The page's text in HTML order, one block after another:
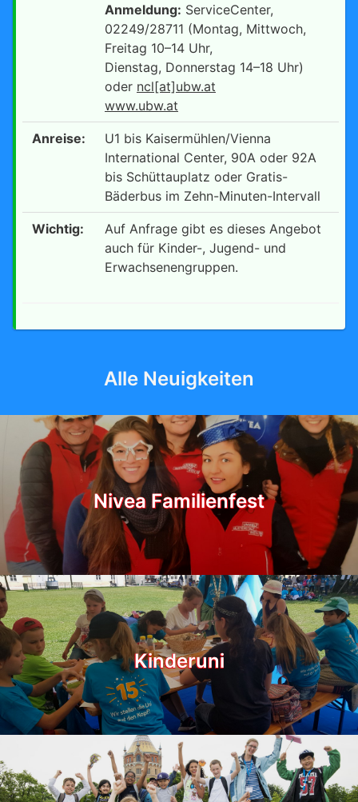
Anmeldung: ServiceCenter,
02249/28711 (Montag, Mittwoch,
Freitag 10–14 Uhr,
Dienstag, Donnerstag 14–18 Uhr)
oder ncl[at]ubw.at
www.ubw.at
Anreise:
U1 bis Kaisermühlen/Vienna
International Center, 90A oder 92A
bis Schüttauplatz oder Gratis-
Bäderbus im Zehn-Minuten-Intervall
Wichtig:
Auf Anfrage gibt es dieses Angebot
auch für Kinder-, Jugend- und
Erwachsenengruppen.
Alle Neuigkeiten
Nivea Familienfest
Kinderuni